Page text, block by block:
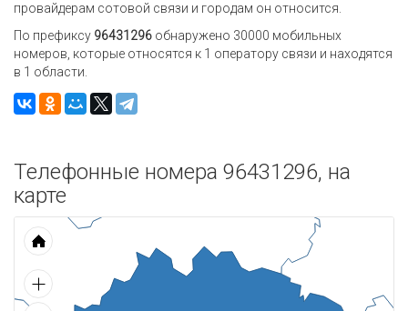
провайдерам сотовой связи и городам он относится.
По префиксу 96431296 обнаружено 30000 мобильных
номеров, которые относятся к 1 оператору связи и находятся
в 1 области.
Телефонные номера 96431296, на
карте